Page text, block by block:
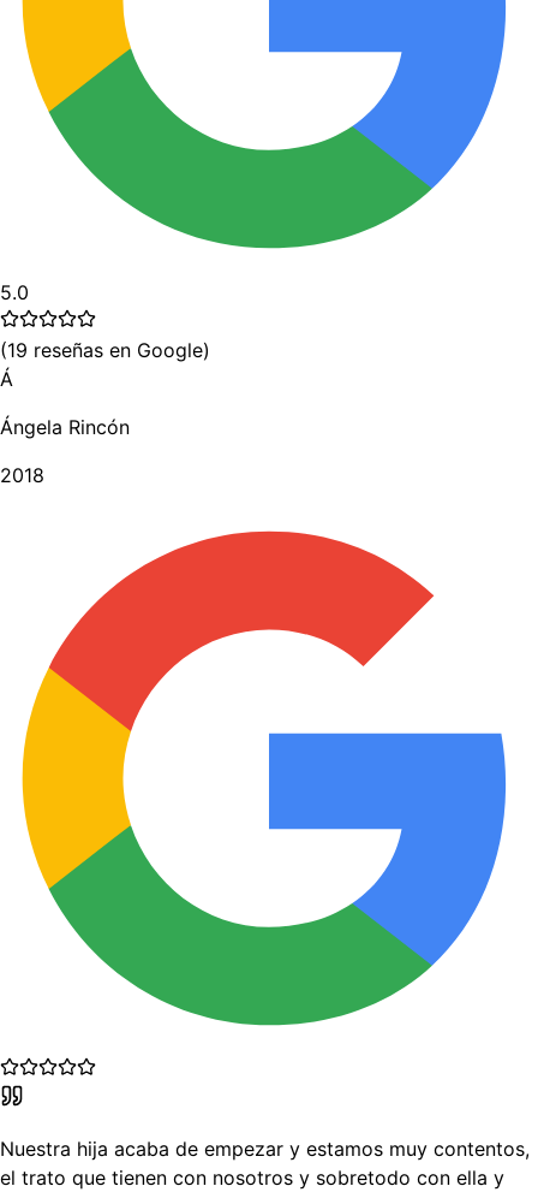
5.0
(19 reseñas en Google)
Á
Ángela Rincón
2018
Nuestra hija acaba de empezar y estamos muy contentos,
el trato que tienen con nosotros y sobretodo con ella y